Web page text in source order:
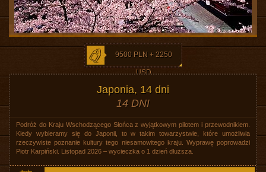
9500 PLN + 2250
USD
Japonia, 14 dni
14 DNI
Podróż do Kraju Wschodzącego Słońca z wyjątkowym pilotem i przewodnikiem.
Kiedy wybieramy się do Japonii, to w takim towarzystwie, które umożliwia
rzeczywiste poznanie kultury tego niesamowitego kraju. Wyprawę poprowadzi
Piotr Karpiński. Listopad 2026 – wycieczka o 1 dzień dłuższa.